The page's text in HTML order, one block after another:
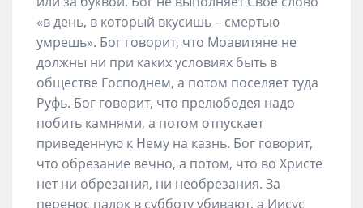
«в день, в который вкусишь – смертью
умрешь». Бог говорит, что Моавитяне не
должны ни при каких условиях быть в
обществе Господнем, а потом поселяет туда
Руфь. Бог говорит, что прелюбодея надо
побить камнями, а потом отпускает
приведенную к Нему на казнь. Бог говорит,
что обрезание вечно, а потом, что во Христе
нет ни обрезания, ни необрезания. За
перенос палок в субботу убивают, а Иисус